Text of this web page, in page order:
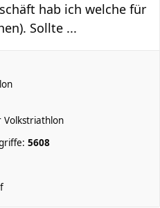
hab ich welche für
Sollte ...
Volkstriathlon
5608